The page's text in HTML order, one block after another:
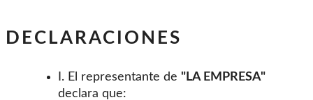
DECLARACIONES
I. El representante de "LA EMPRESA"
declara que: